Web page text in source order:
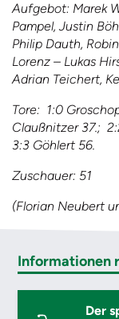
Aufgebot: Marek
Pampel, Justin
Philip Dauth,
Lorenz – Lukas
Adrian Teichert,
Tore: 1:0
Claußnitzer 37.;
3:3 Göhlert 56.
Zuschauer: 51
(Florian Neubert
Informationen
Der